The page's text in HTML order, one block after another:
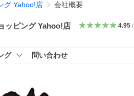
グ Yahoo!店 会社概要
ッピング Yahoo!店 4.95（
グ 問い合わせ